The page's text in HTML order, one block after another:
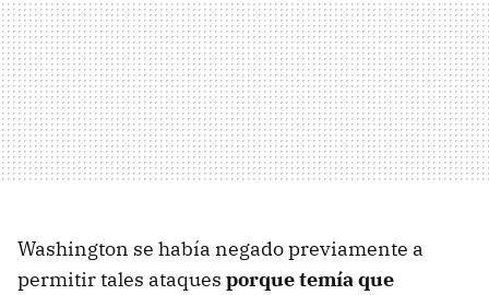
Washington se había negado previamente a
permitir tales ataques porque temía que